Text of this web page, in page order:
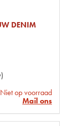
DENIM
Niet op voorraad
Mail ons